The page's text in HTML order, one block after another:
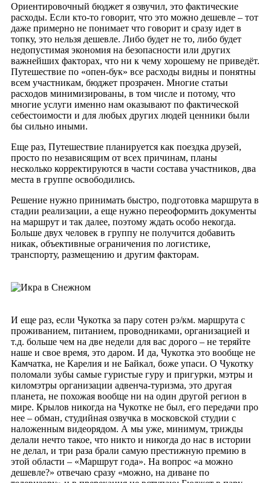
Ориентировочный бюджет я озвучил, это фактические
расходы. Если кто-то говорит, что это можно дешевле – тот
даже примерно не понимает что говорит и сразу идет в
топку, это нельзя дешевле. Либо будет не то, либо будет
недопустимая экономия на безопасности или других
важнейших факторах, что ни к чему хорошему не приведёт.
Путешествие по «опен-бук» все расходы видны и понятны
всем участникам, бюджет прозрачен. Многие статьи
расходов минимизированы, в том числе и потому, что
многие услуги именно нам оказывают по фактической
себестоимости и для любых других людей ценники были
бы сильно иными.
Еще раз, Путешествие планируется как поездка друзей,
просто по независящим от всех причинам, планы
несколько корректируются в части состава участников, два
места в группе освободились.
Решение нужно принимать быстро, подготовка маршрута в
стадии реализации, а еще нужно переоформить документы
на маршрут и так далее, поэтому ждать особо некогда.
Больше двух человек в группу не получится добавить
никак, объективные ограничения по логистике,
транспорту, размещению и другим факторам.
И еще раз, если Чукотка за пару сотен рэ/км. маршрута с
проживанием, питанием, проводниками, организацией и
т.д. больше чем на две недели для вас дорого – не теряйте
наше и свое время, это даром. И да, Чукотка это вообще не
Камчатка, не Карелия и не Байкал, боже упаси. О Чукотку
поломали зубы самые гуристые гуру и пригурки, мэтры и
киломэтры организации адвенча-туризма, это другая
планета, не похожая вообще ни на один другой регион в
мире. Крылов никогда на Чукотке не был, его передачи про
нее – обман, студийная озвучка в московской студии с
наложенным видеорядом. А мы уже, минимум, трижды
делали нечто такое, что никто и никогда до нас в истории
не делал, и три раза брали самую престижную премию в
этой области – «Маршрут года». На вопрос «а можно
дешевле?» отвечаю сразу «можно, на диване по